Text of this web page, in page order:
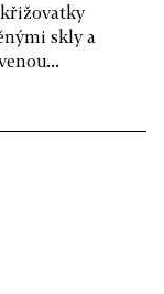
křižovatky
skly a